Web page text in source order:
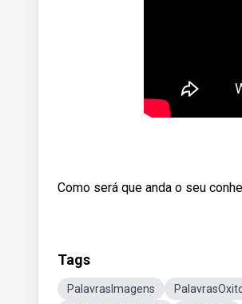
Como será que anda o seu
Tags
PalavrasImagens